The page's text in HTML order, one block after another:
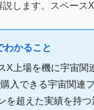
します。スペース
わかること
X上場を機に宇宙関
入できる宇宙関連
を超えた実績を持